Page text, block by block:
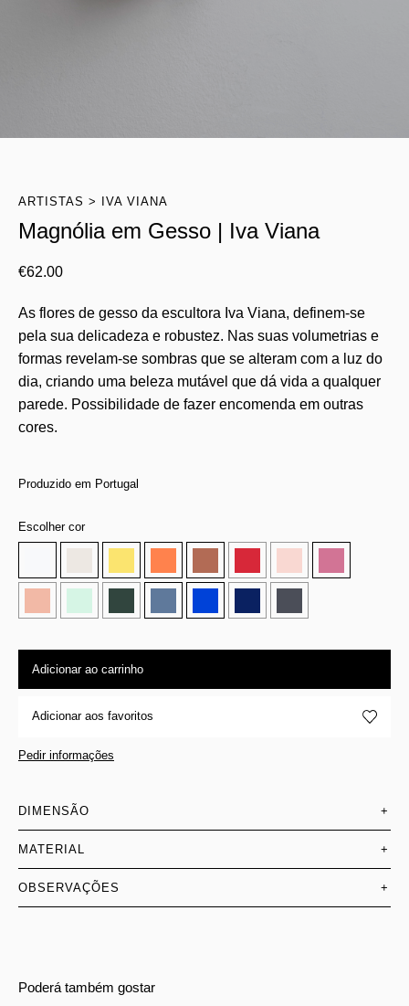
ARTISTAS IVA VIANA
Magnólia em Gesso | Iva Viana
€62.00
As flores de gesso da escultora Iva Viana, definem-se
pela sua delicadeza e robustez. Nas suas volumetrias e
formas revelam-se sombras que se alteram com a luz do
dia, criando uma beleza mutável que dá vida a qualquer
parede. Possibilidade de fazer encomenda em outras
cores.
Produzido em Portugal
Escolher cor
Adicionar ao carrinho
Adicionar aos favoritos
Pedir informações
DIMENSÃO +
MATERIAL +
OBSERVAÇÕES +
Poderá também gostar